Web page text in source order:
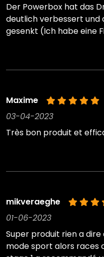
Der Powerbox hat das
deutlich verbessert und
gesenkt (Ich habe eine
Maxime
03-04-2023
Très bon produit et
mikveraeghe
01-06-2023
Super produit rien a
mode sport alors races